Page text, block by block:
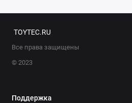
TOYTEC.RU
Все права защищены
© 2023
Поддержка